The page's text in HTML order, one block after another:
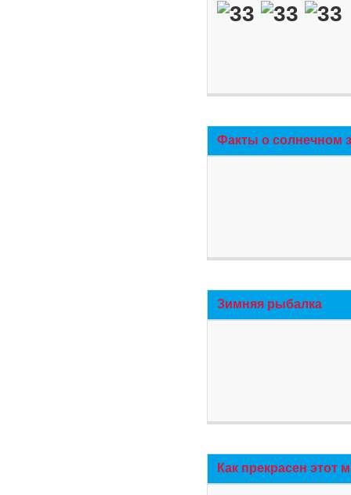
Факты о солнечном
Зимняя рыбалка
Как прекрасен этот